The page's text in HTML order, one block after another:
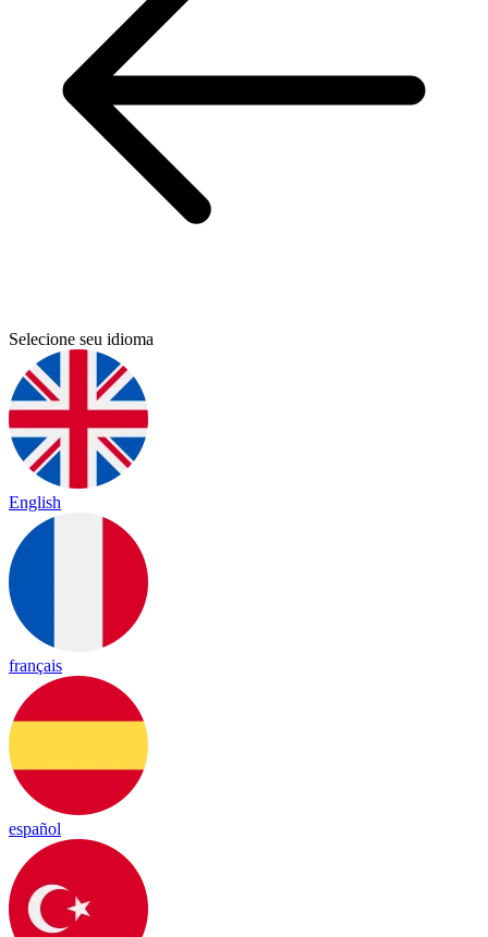
Selecione seu idioma
English
français
español